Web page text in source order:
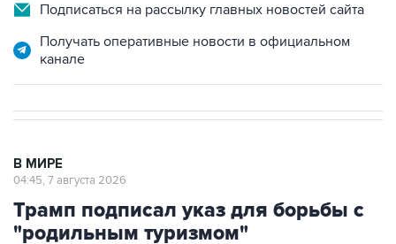
Подписаться на рассылку главных новостей сайта
Получать оперативные новости в официальном
канале
В МИРЕ
04:45, 7 августа 2026
Трамп подписал указ для борьбы с
"родильным туризмом"